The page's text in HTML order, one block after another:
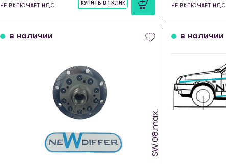
НЕ ВКЛЮЧАЕТ НДС КУПИТЬ В 1 КЛИК НЕ ВКЛЮЧАЕТ НДС
SW.08.max.
в наличии в наличии